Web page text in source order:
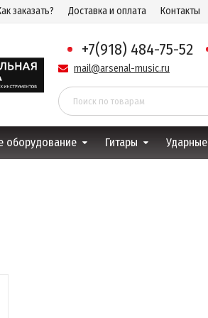
заказать? Доставка и оплата Контакты
+7(918) 484-75-52
mail@arsenal-music.ru
оборудование Гитары Ударные